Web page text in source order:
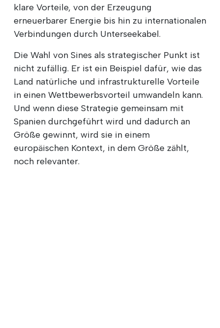
klare Vorteile, von der Erzeugung
erneuerbarer Energie bis hin zu internationalen
Verbindungen durch Unterseekabel.
Die Wahl von Sines als strategischer Punkt ist
nicht zufällig. Er ist ein Beispiel dafür, wie das
Land natürliche und infrastrukturelle Vorteile
in einen Wettbewerbsvorteil umwandeln kann.
Und wenn diese Strategie gemeinsam mit
Spanien durchgeführt wird und dadurch an
Größe gewinnt, wird sie in einem
europäischen Kontext, in dem Größe zählt,
noch relevanter.